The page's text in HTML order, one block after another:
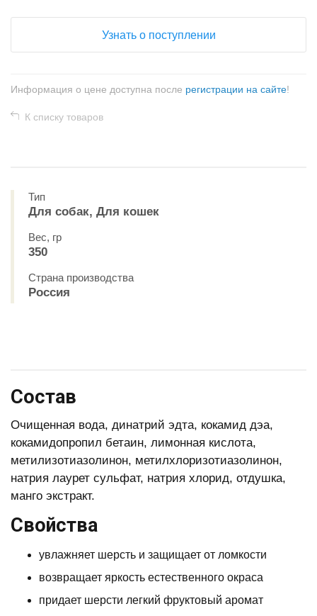
Узнать о поступлении
Информация о цене доступна после регистрации на сайте!
К списку товаров
Тип
Для собак, Для кошек
Вес, гр
350
Страна производства
Россия
Состав
Очищенная вода, динатрий эдта, кокамид дэа,
кокамидопропил бетаин, лимонная кислота,
метилизотиазолинон, метилхлоризотиазолинон,
натрия лаурет сульфат, натрия хлорид, отдушка,
манго экстракт.
Свойства
увлажняет шерсть и защищает от ломкости
возвращает яркость естественного окраса
придает шерсти легкий фруктовый аромат